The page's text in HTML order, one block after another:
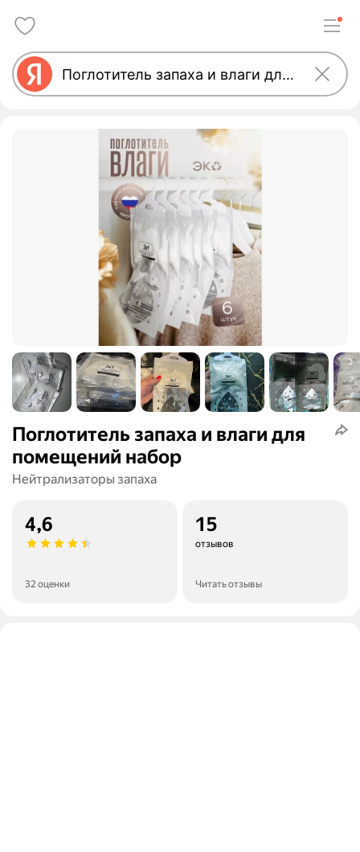
Поглотитель запаха и влаги для
помещений набор
Нейтрализаторы запаха
4,6
32 оценки
15
отзывов
Читать отзывы